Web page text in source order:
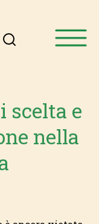
scelta e
nella